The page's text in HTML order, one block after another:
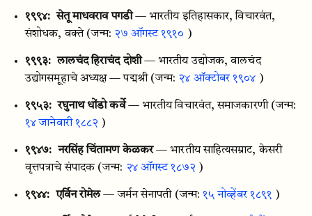
१९९४: सेतू माधवराव पगडी — भारतीय इतिहासकार, विचारवंत,
संशोधक, वक्ते (जन्म: २७ ऑगस्ट १९१० )
१९९३: लालचंद हिराचंद दोशी — भारतीय उद्योजक, वालचंद
उद्योगसमूहाचे अध्यक्ष — पद्मश्री (जन्म: २४ ऑक्टोबर १९०४ )
१९५३: रघुनाथ धोंडो कर्वे — भारतीय विचारवंत, समाजकारणी (जन्म:
१४ जानेवारी १८८२ )
१९४७: नरसिंह चिंतामण केळकर — भारतीय साहित्यसम्राट, केसरी
वृत्तपत्राचे संपादक (जन्म: २४ ऑगस्ट १८७२ )
१९४४: एर्विन रोमेल — जर्मन सेनापती (जन्म:१५ नोव्हेंबर १८९१ )